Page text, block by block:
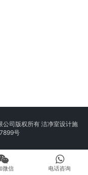
司版权所有 洁净室设计施
号
微信 电话咨询